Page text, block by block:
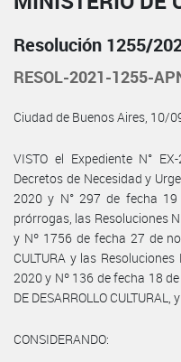
Resolución 1255/
RESOL-2021-1255-
Ciudad de Buenos Aires, 10/
VISTO el Expediente N°
Decretos de Necesidad y
2020 y N° 297 de fecha
prórrogas, las Resoluciones
y Nº 1756 de fecha 27 de
CULTURA y las
2020 y Nº 136 de fecha 18
DE DESARROLLO CULTURAL, y
CONSIDERANDO: